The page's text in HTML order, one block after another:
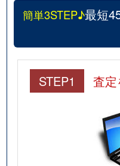
簡単3STEP♪最短
STEP1 査